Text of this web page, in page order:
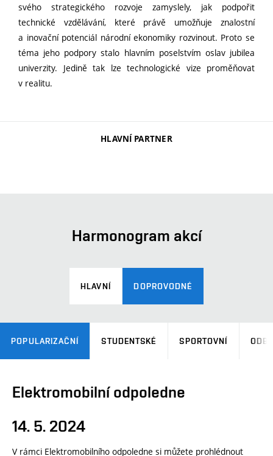
svého strategického rozvoje zamyslely, jak podpořit
technické vzdělávání, které právě umožňuje znalostní
a inovační potenciál národní ekonomiky rozvinout. Proto se
téma jeho podpory stalo hlavním poselstvím oslav jubilea
univerzity. Jedině tak lze technologické vize proměňovat
v realitu.
HLAVNÍ PARTNER
Harmonogram akcí
HLAVNÍ DOPROVODNÉ
POPULARIZAČNÍ STUDENTSKÉ SPORTOVNÍ
Elektromobilní odpoledne
14. 5. 2024
V rámci Elektromobilního odpoledne si můžete prohlédnout